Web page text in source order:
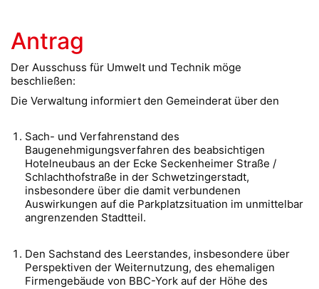
Antrag
Der Ausschuss für Umwelt und Technik möge
beschließen:
Die Verwaltung informiert den Gemeinderat über den
Sach- und Verfahrenstand des
Baugenehmigungsverfahren des beabsichtigen
Hotelneubaus an der Ecke Seckenheimer Straße /
Schlachthofstraße in der Schwetzingerstadt,
insbesondere über die damit verbundenen
Auswirkungen auf die Parkplatzsituation im unmittelbar
angrenzenden Stadtteil.
Den Sachstand des Leerstandes, insbesondere über
Perspektiven der Weiternutzung, des ehemaligen
Firmengebäude von BBC-York auf der Höhe des